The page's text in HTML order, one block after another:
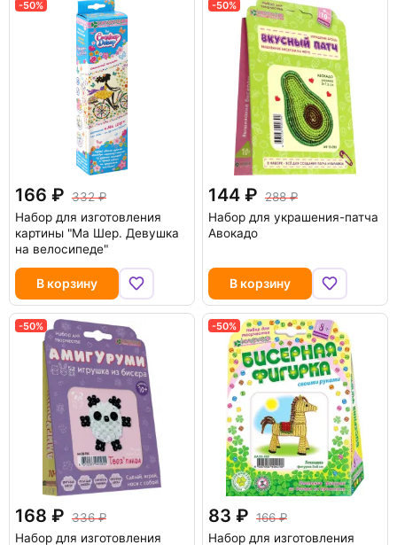
-50%
166
332
Набор для изготовления
картины "Ма Шер. Девушка
на велосипеде"
В корзину
-50%
144
288
Набор для украшения-патча
Авокадо
В корзину
-50%
168
336
Набор для изготовления
-50%
83
166
Набор для изготовления